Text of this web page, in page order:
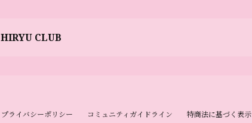
HIRYU CLUB
プライバシーポリシー コミュニティガイドライン 特商法に基づく表示